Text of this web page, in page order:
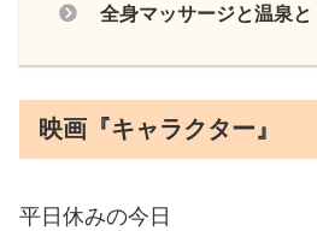
全身マッサージと温泉と
映画『キャラクター』
平日休みの今日